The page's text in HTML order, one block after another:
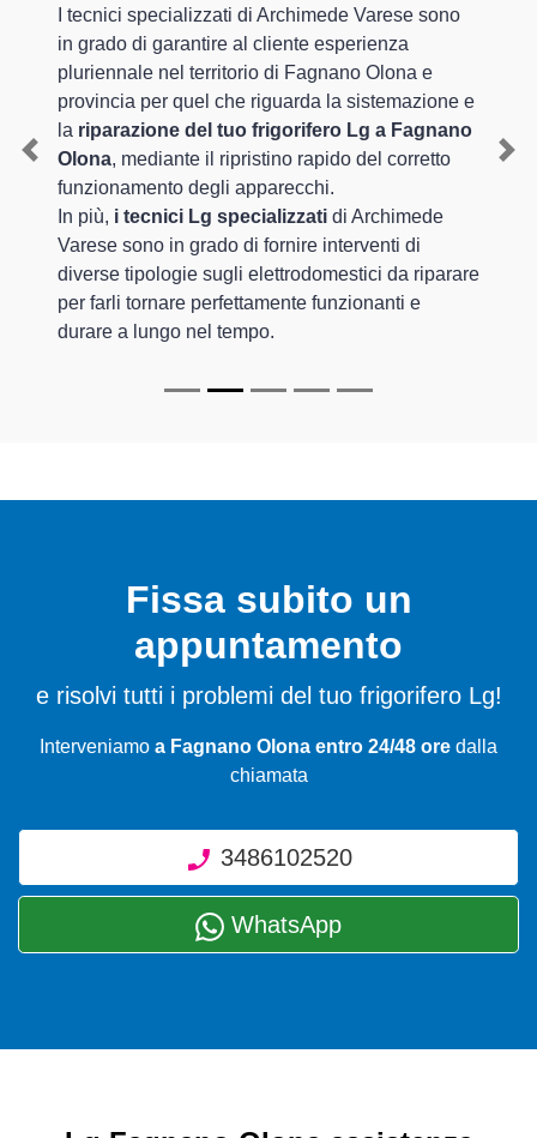
I tecnici specializzati di Archimede Varese sono
in grado di garantire al cliente esperienza
pluriennale nel territorio di Fagnano Olona e
provincia per quel che riguarda la sistemazione e
la riparazione del tuo frigorifero Lg a Fagnano
Olona, mediante il ripristino rapido del corretto
funzionamento degli apparecchi.
In più, i tecnici Lg specializzati di Archimede
Varese sono in grado di fornire interventi di
diverse tipologie sugli elettrodomestici da riparare
per farli tornare perfettamente funzionanti e
durare a lungo nel tempo.
Previous
Fissa subito un
appuntamento
e risolvi tutti i problemi del tuo frigorifero Lg!
Interveniamo a Fagnano Olona entro 24/48 ore dalla
chiamata
3486102520
WhatsApp